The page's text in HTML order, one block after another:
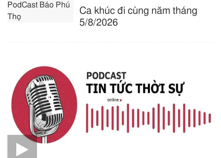
PodCast Báo Phú
Thọ
Ca khúc đi cùng năm tháng
5/8/2026